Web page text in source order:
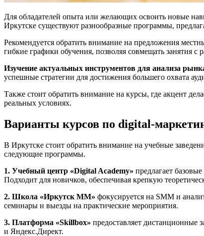
Для обладателей опыта или желающих освоить новые
Иркутске существуют разнообразные программы,
Рекомендуется обратить внимание на предложения
гибкие графики обучения, позволяя совмещать занятия
Изучение актуальных инструментов для анализа
успешные стратегии для достижения большего охвата
Также стоит обратить внимание на курсы, где акцент
реальных условиях.
Варианты курсов по digital-
В Иркутске стоит обратить внимание на учебные
следующие программы.
1. Учебный центр «Digital Academy» предлагает
Подходит для новичков, обеспечивая крепкую
2. Школа «Иркутск ММ» фокусируется на SMM и
семинары и выезды на практические мероприятия.
3. Платформа «Skillbox» предоставляет дистанционные
и Яндекс.Директ.